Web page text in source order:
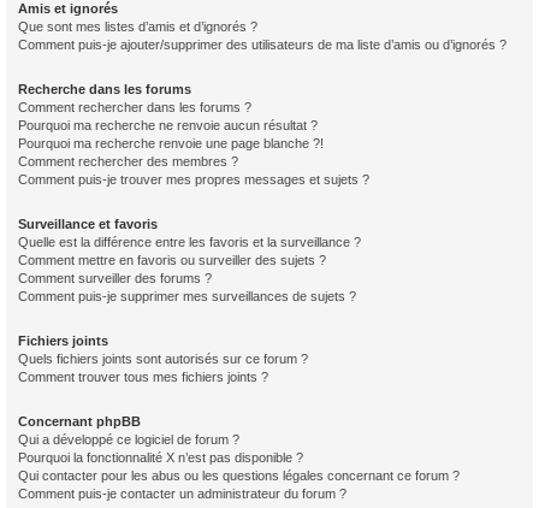
Amis et ignorés
Que sont mes listes d’amis et d’ignorés ?
Comment puis-je ajouter/supprimer des utilisateurs de ma liste d’amis ou d’ignorés ?
Recherche dans les forums
Comment rechercher dans les forums ?
Pourquoi ma recherche ne renvoie aucun résultat ?
Pourquoi ma recherche renvoie une page blanche ?!
Comment rechercher des membres ?
Comment puis-je trouver mes propres messages et sujets ?
Surveillance et favoris
Quelle est la différence entre les favoris et la surveillance ?
Comment mettre en favoris ou surveiller des sujets ?
Comment surveiller des forums ?
Comment puis-je supprimer mes surveillances de sujets ?
Fichiers joints
Quels fichiers joints sont autorisés sur ce forum ?
Comment trouver tous mes fichiers joints ?
Concernant phpBB
Qui a développé ce logiciel de forum ?
Pourquoi la fonctionnalité X n’est pas disponible ?
Qui contacter pour les abus ou les questions légales concernant ce forum ?
Comment puis-je contacter un administrateur du forum ?